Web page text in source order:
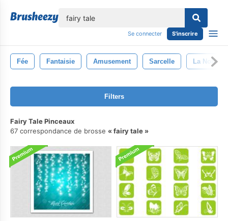
Se connecter S'inscrire
Fée Fantaisie Amusement Sarcelle La
Filters
Fairy Tale Pinceaux
67 correspondance de brosse
fairy tale